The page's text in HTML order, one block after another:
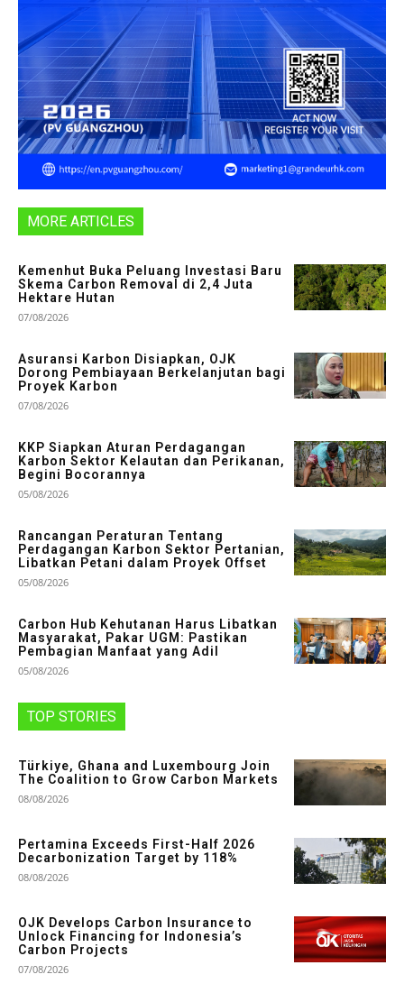
MORE ARTICLES
Kemenhut Buka Peluang Investasi Baru
Skema Carbon Removal di 2,4 Juta
Hektare Hutan
07/08/2026
Asuransi Karbon Disiapkan, OJK
Dorong Pembiayaan Berkelanjutan bagi
Proyek Karbon
07/08/2026
KKP Siapkan Aturan Perdagangan
Karbon Sektor Kelautan dan Perikanan,
Begini Bocorannya
05/08/2026
Rancangan Peraturan Tentang
Perdagangan Karbon Sektor Pertanian,
Libatkan Petani dalam Proyek Offset
05/08/2026
Carbon Hub Kehutanan Harus Libatkan
Masyarakat, Pakar UGM: Pastikan
Pembagian Manfaat yang Adil
05/08/2026
TOP STORIES
Türkiye, Ghana and Luxembourg Join
The Coalition to Grow Carbon Markets
08/08/2026
Pertamina Exceeds First-Half 2026
Decarbonization Target by 118%
08/08/2026
OJK Develops Carbon Insurance to
Unlock Financing for Indonesia’s
Carbon Projects
07/08/2026